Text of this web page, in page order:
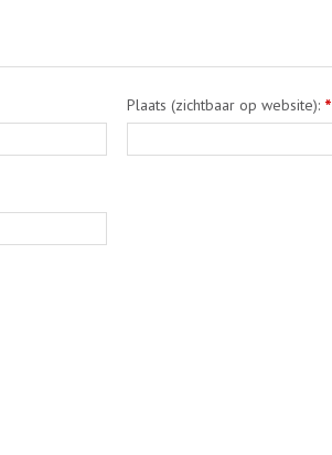
Plaats (zichtbaar op website): *